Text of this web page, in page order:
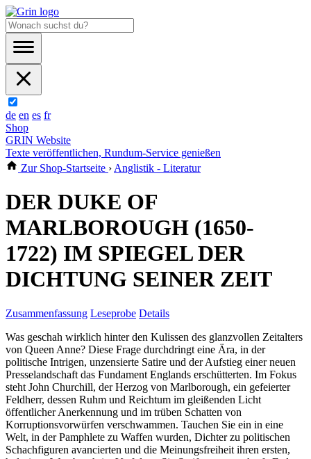
de en es fr
Shop
GRIN Website
Texte veröffentlichen, Rundum-Service genießen
Zur Shop-Startseite › Anglistik - Literatur
DER DUKE OF
MARLBOROUGH (1650-
1722) IM SPIEGEL DER
DICHTUNG SEINER ZEIT
Zusammenfassung Leseprobe Details
Was geschah wirklich hinter den Kulissen des glanzvollen Zeitalters
von Queen Anne? Diese Frage durchdringt eine Ära, in der
politische Intrigen, unzensierte Satire und der Aufstieg einer neuen
Presselandschaft das Fundament Englands erschütterten. Im Fokus
steht John Churchill, der Herzog von Marlborough, ein gefeierter
Feldherr, dessen Ruhm und Reichtum im gleißenden Licht
öffentlicher Anerkennung und im trüben Schatten von
Korruptionsvorwürfen verschwammen. Tauchen Sie ein in eine
Welt, in der Pamphlete zu Waffen wurden, Dichter zu politischen
Schachfiguren avancierten und die Meinungsfreiheit ihren ersten,